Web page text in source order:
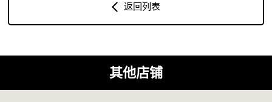
返回列表
其他店铺